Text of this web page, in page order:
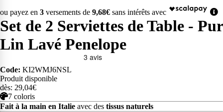
ou payez en 3 versements de 9,68€ sans intérêts avec
Set de 2 Serviettes de Table - Pur
Lin Lavé Penelope
Code: KI2WMJ6NSL
Produit disponible
dès: 29,04€
7 coloris
Fait à la main en Italie avec des tissus naturels